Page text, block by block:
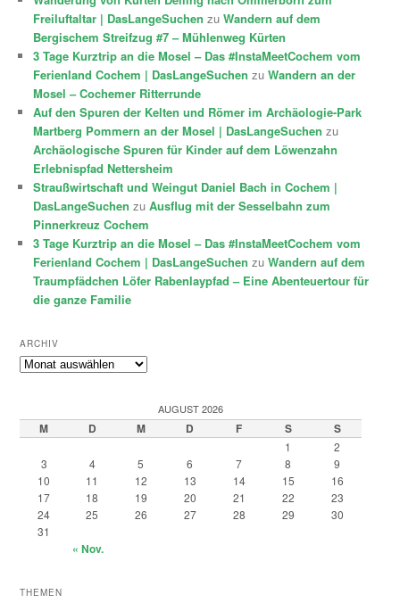
Freiluftaltar | DasLangeSuchen zuWandern auf dem
Bergischem Streifzug #7 – Mühlenweg Kürten
3 Tage Kurztrip an die Mosel – Das #InstaMeetCochem vom
Ferienland Cochem | DasLangeSuchen zuWandern an der
Mosel – Cochemer Ritterrunde
Auf den Spuren der Kelten und Römer im Archäologie-Park
Martberg Pommern an der Mosel | DasLangeSuchen zu
Archäologische Spuren für Kinder auf dem Löwenzahn
Erlebnispfad Nettersheim
Straußwirtschaft und Weingut Daniel Bach in Cochem |
DasLangeSuchen zuAusflug mit der Sesselbahn zum
Pinnerkreuz Cochem
3 Tage Kurztrip an die Mosel – Das #InstaMeetCochem vom
Ferienland Cochem | DasLangeSuchen zuWandern auf dem
Traumpfädchen Löfer Rabenlaypfad – Eine Abenteuertour für
die ganze Familie
ARCHIV
Archiv
AUGUST 2026
M D M D F S S
1
2
3
4 5 6 7 8
9
10
11 12 13 14 15
16
17
18 19 20 21 22
23
24
25 26 27 28 29
30
31
« Nov.
THEMEN